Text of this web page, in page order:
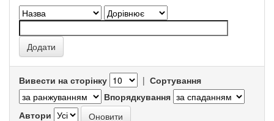
Вивести на сторінку | Сортування
Впорядкування
Автори